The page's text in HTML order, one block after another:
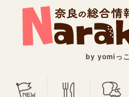
by yomiっこ